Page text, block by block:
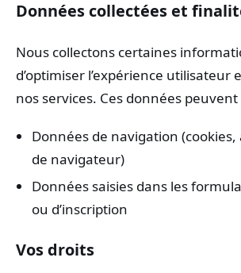
Données collectées et
Nous collectons certaines
d’optimiser l’expérience utilisateur
nos services. Ces données
Données de navigation (cookies,
de navigateur)
Données saisies dans les
ou d’inscription
Vos droits